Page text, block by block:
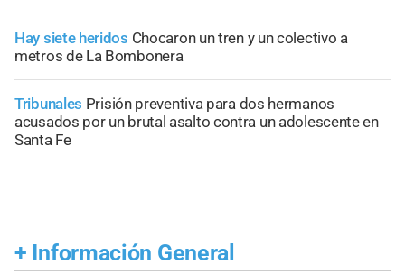
Hay siete heridos Chocaron un tren y un colectivo a
metros de La Bombonera
Tribunales Prisión preventiva para dos hermanos
acusados por un brutal asalto contra un adolescente en
Santa Fe
+ Información General